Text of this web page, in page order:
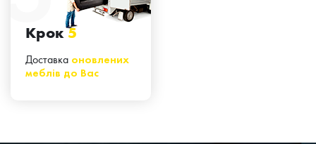
Крок5
Доставка оновлених
меблів до Вас